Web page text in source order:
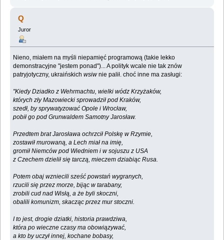
Q
Juror
Nieno, miałem na myśli niepamięć programową (takie lekko
demonstracyjne "jestem ponad")... A polityk wcale nie tak znów
patryjotyczny, ukraińskichwsiwnie palił. choć inne ma zasługi:
"Kiedy Dziadko z Wehrmachtu, wielki wódz Krzyżaków,
których zły Mazowiecki sprowadził pod Kraków,
szedł, by sprywatyzować Opole i Wrocław,
pobił go pod Grunwaldem Samotny Jarosław.
Przedtem brat Jarosława ochrzcił Polskę w Rzymie,
zostawił murowaną, a Lech miał na imię,
gromił Niemców pod Wiedniem i w sojuszu z USA
z Czechem dzielił się tarczą, mieczem dziabiąc Rusa.
Potem obaj wzniecili sześć powstań wygranych,
rzucili się przez morze, bijąc w tarabany,
zrobili cud nad Wisłą, a że byli skoczni,
obalili komunizm, skacząc przez mur stoczni.
I to jest, drogie dziatki, historia prawdziwa,
która po wieczne czasy ma obowiązywać,
a kto by uczył innej, kochane bobasy,